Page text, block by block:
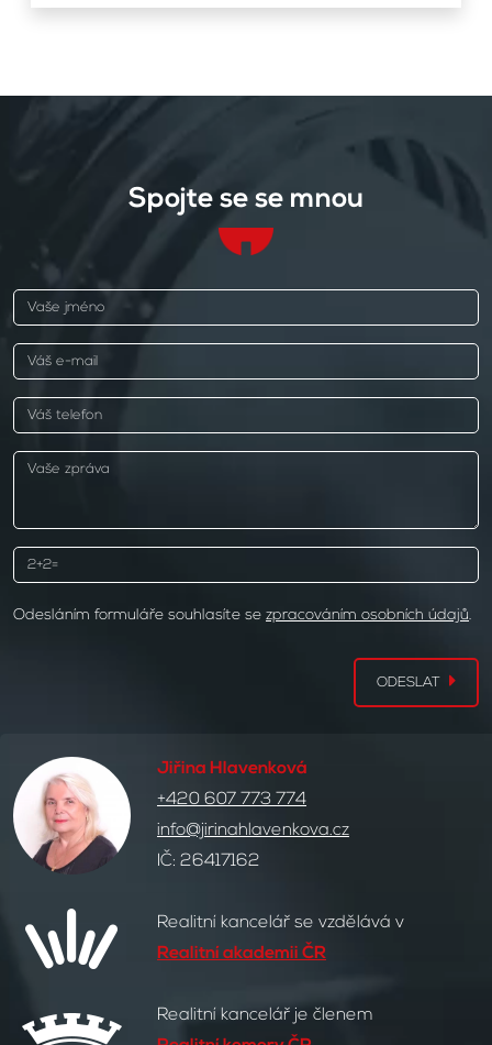
Spojte se se mnou
Odesláním formuláře souhlasíte se zpracováním osobních údajů.
ODESLAT
Jiřina Hlavenková
+420 607 773 774
info@jirinahlavenkova.cz
IČ: 26417162
Realitní kancelář se vzdělává v
Realitní akademii ČR
Realitní kancelář je členem